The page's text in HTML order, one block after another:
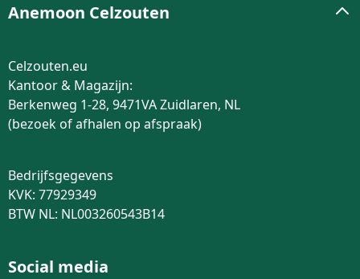
Anemoon Celzouten
Celzouten.eu
Kantoor & Magazijn:
Berkenweg 1-28, 9471VA Zuidlaren, NL
(bezoek of afhalen op afspraak)
Bedrijfsgegevens
KVK: 77929349
BTW NL: NL003260543B14
Social media